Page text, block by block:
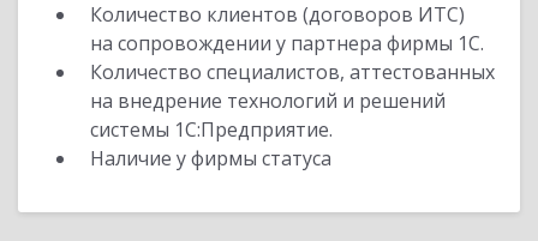
Количество клиентов (договоров ИТС)
на сопровождении у партнера фирмы 1С.
Количество специалистов, аттестованных
на внедрение технологий и решений
системы 1С:Предприятие.
Наличие у фирмы статуса